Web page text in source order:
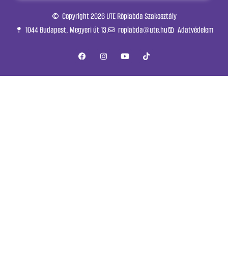
Copyright 2026 UTE Röplabda Szakosztály
1044 Budapest, Megyeri út 13.
roplabda@ute.hu Adatvédelem